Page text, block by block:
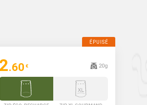
2.60 € 20g